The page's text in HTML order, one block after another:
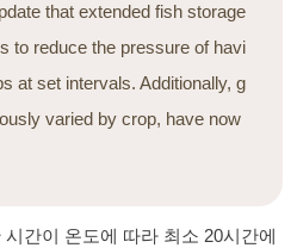
that extended fish storage
to reduce the pressure of havi
at set intervals. Additionally, g
varied by crop, have now
간이 온도에 따라 최소 20시간에